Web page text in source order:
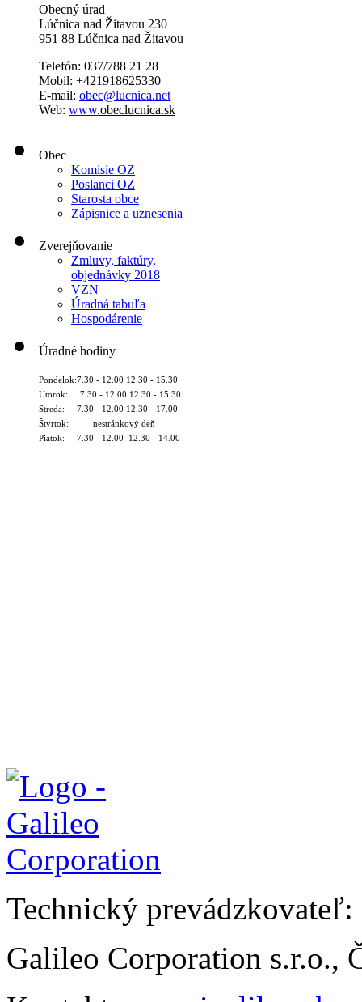
Obecný úrad
Lúčnica nad Žitavou 230
951 88 Lúčnica nad Žitavou
Telefón: 037/788 21 28
Mobil: +421918625330
E-mail: obec@lucnica.net
Web: www.obeclucnica.sk
Obec
Komisie OZ
Poslanci OZ
Starosta obce
Zápisnice a uznesenia
Zverejňovanie
Zmluvy, faktúry,
objednávky 2018
VZN
Úradná tabuľa
Hospodárenie
Úradné hodiny
Pondelok:7.30 - 12.00 12.30 - 15.30
Utorok: 7.30 - 12.00 12.30 - 15.30
Streda: 7.30 - 12.00 12.30 - 17.00
Štvrtok: nestránkový deň
Piatok: 7.30 - 12.00 12.30 - 14.00
Technický prevádzkovateľ:
Galileo Corporation s.r.o.,